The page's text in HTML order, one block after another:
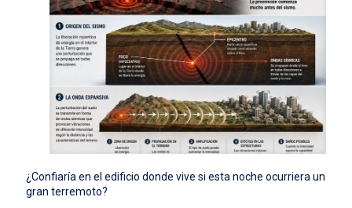
¿Confiaría en el edificio donde vive si esta noche ocurriera un
gran terremoto?